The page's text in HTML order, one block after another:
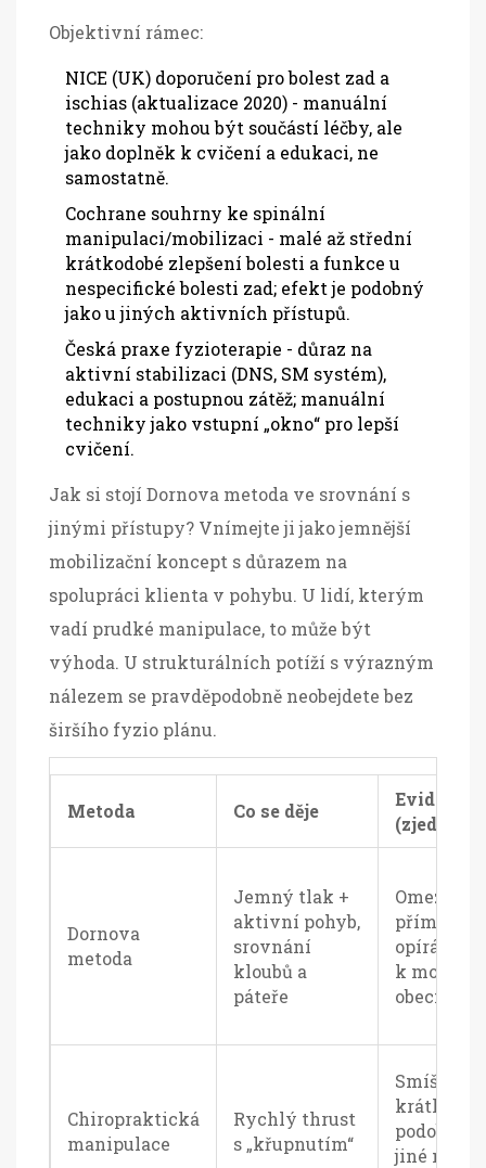
Objektivní rámec:
NICE (UK) doporučení pro bolest zad a
ischias (aktualizace 2020) - manuální
techniky mohou být součástí léčby, ale
jako doplněk k cvičení a edukaci, ne
samostatně.
Cochrane souhrny ke spinální
manipulaci/mobilizaci - malé až střední
krátkodobé zlepšení bolesti a funkce u
nespecifické bolesti zad; efekt je podobný
jako u jiných aktivních přístupů.
Česká praxe fyzioterapie - důraz na
aktivní stabilizaci (DNS, SM systém),
edukaci a postupnou zátěž; manuální
techniky jako vstupní „okno“ pro lepší
cvičení.
Jak si stojí Dornova metoda ve srovnání s
jinými přístupy? Vnímejte ji jako jemnější
mobilizační koncept s důrazem na
spolupráci klienta v pohybu. U lidí, kterým
vadí prudké manipulace, to může být
výhoda. U strukturálních potíží s výrazným
nálezem se pravděpodobně neobejdete bez
širšího fyzio plánu.
Metoda Co se děje
Evidence
Dornova
metoda
Jemný tlak +
aktivní pohyb,
srovnání
kloubů a
páteře
Omezené
přímé
opírá se o
k
obecně
Chiropraktická
manipulace
Rychlý thrust
s „křupnutím“
Smíšené;
podobné
jiné